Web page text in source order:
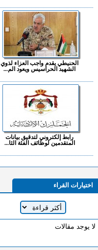
الحنيطي يقدم واجب العزاء لذوي
الشهيد الحراسيس ويعود الم...
رابط إلكتروني لتدقيق بيانات
المتقدمين لوظائف الفئة الثا...
اختيارات القراء
لا يوجد مقالات